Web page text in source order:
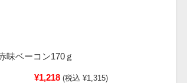
味ベーコン170ｇ
¥1,218 (税込 ¥1,315)